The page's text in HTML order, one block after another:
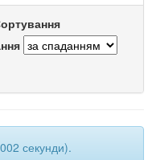
секунди).